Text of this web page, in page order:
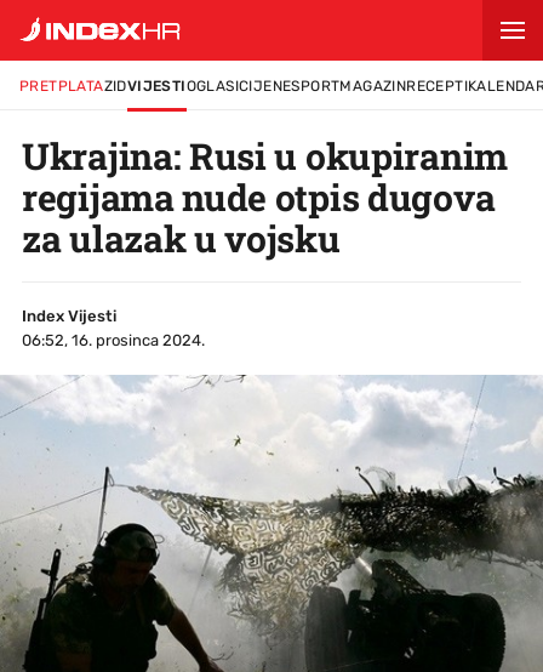
PRETPLATAZIDVIJESTIOGLASICIJENESPORTMAGAZINRECEPTI
Ukrajina: Rusi u okupiranim
regijama nude otpis dugova
za ulazak u vojsku
Index Vijesti
06:52, 16. prosinca 2024.